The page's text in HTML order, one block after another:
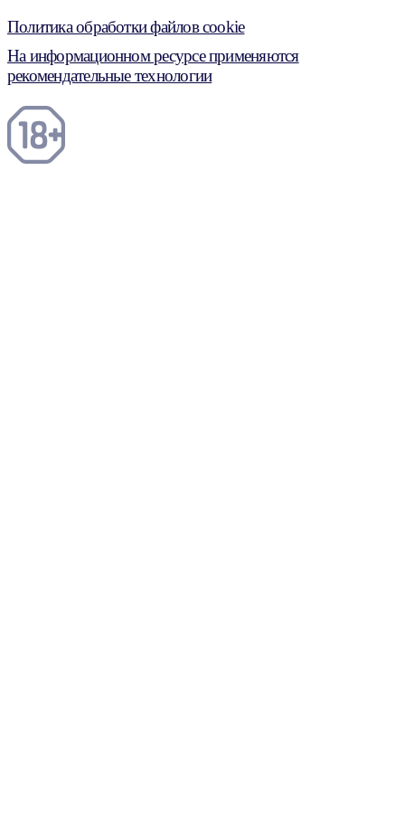
Политика обработки файлов cookie
На информационном ресурсе применяются
рекомендательные технологии